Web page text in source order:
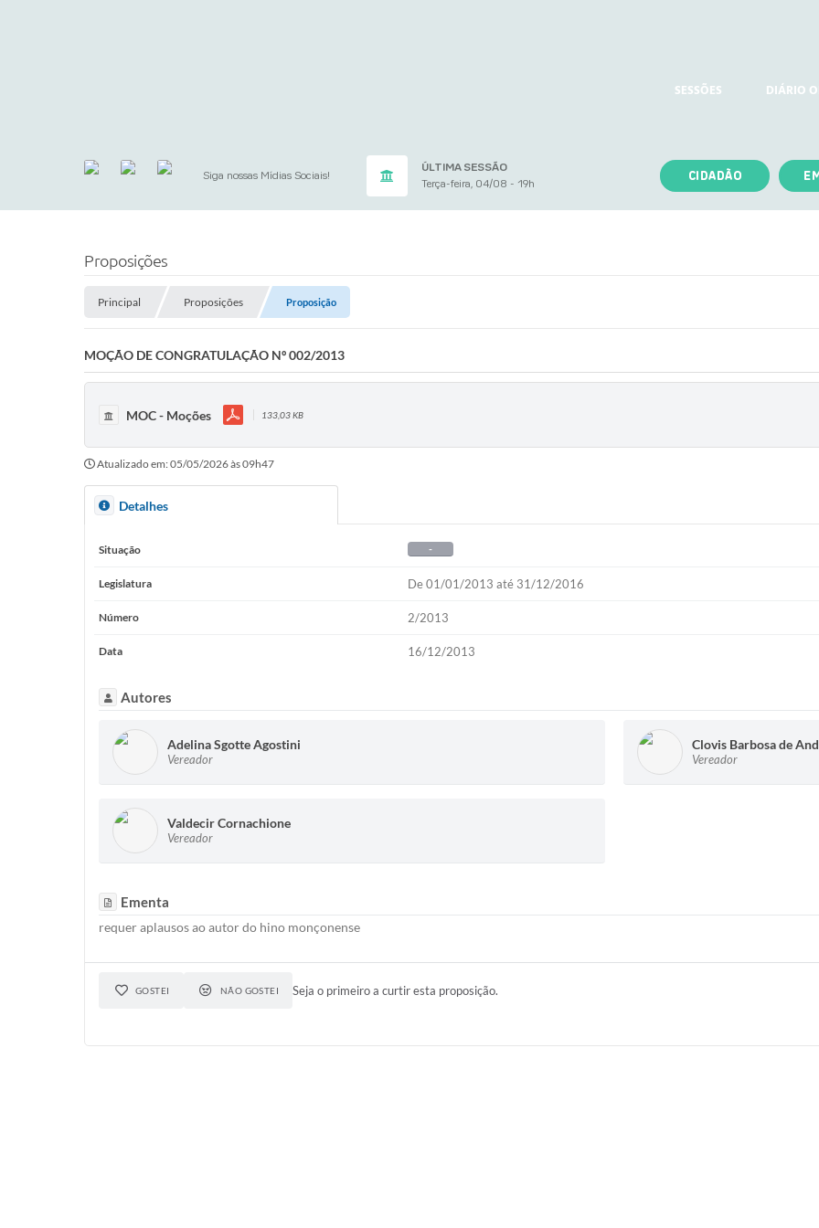
SESSÕES DIÁRIO
Siga nossas Mídias Sociais!
ÚLTIMA SESSÃO
Terça-feira, 04/08 - 19h
CIDADÃO
Proposições
Principal Proposições Proposição
MOÇÃO DE CONGRATULAÇÃO Nº 002/2013
MOC - Moções 133,03 KB
Atualizado em: 05/05/2026 às 09h47
Detalhes
Situação -
Legislatura De 01/01/2013 até 31/12/2016
Número 2/2013
Data 16/12/2013
Autores
Adelina Sgotte Agostini
Vereador
Clovis Barbosa de
Vereador
Valdecir Cornachione
Vereador
Ementa
requer aplausos ao autor do hino monçonense
GOSTEI NÃO GOSTEI Seja o primeiro a curtir esta proposição.